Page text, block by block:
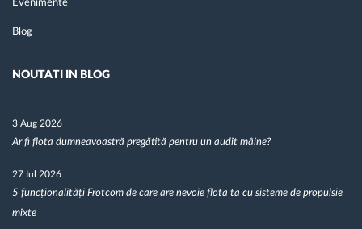
Evenimente
Blog
NOUTATI IN BLOG
3 Aug 2026
Ar fi flota dumneavoastră pregătită pentru un audit mâine?
27 Iul 2026
5 funcționalități Frotcom de care are nevoie flota ta cu sisteme de propulsie
mixte